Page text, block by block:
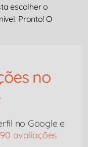
escolher o
Pronto! O
no
no Google e
avaliações